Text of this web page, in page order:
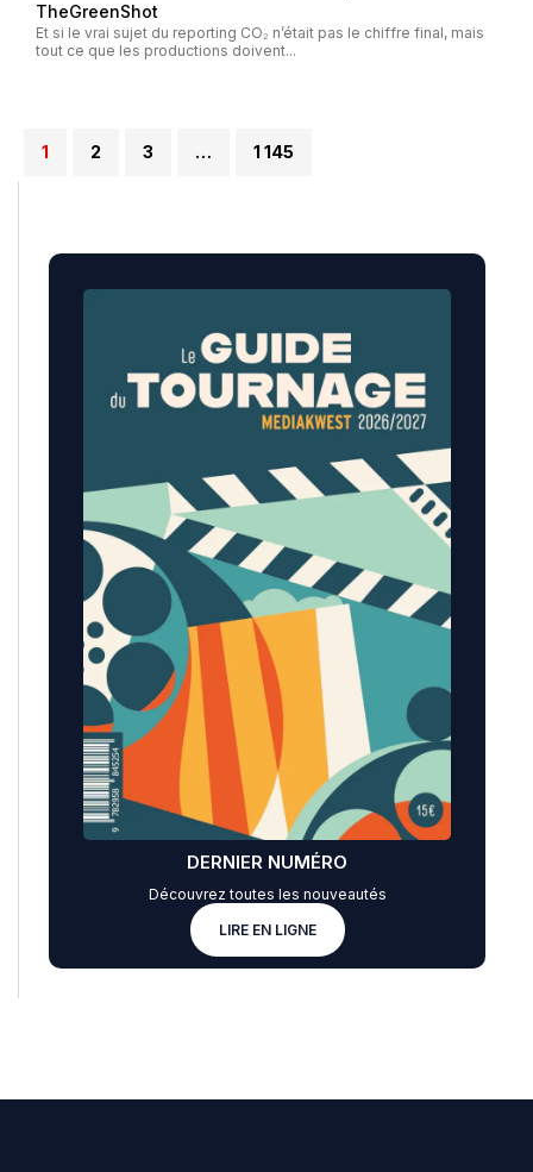
TheGreenShot
Et si le vrai sujet du reporting CO₂ n’était pas le chiffre final, mais
tout ce que les productions doivent...
1 2 3 … 1 145
DERNIER NUMÉRO
Découvrez toutes les nouveautés
LIRE EN LIGNE